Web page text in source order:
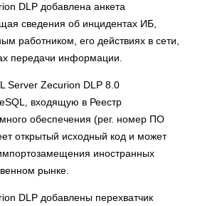
DLP добавлена анкета
сведения об инцидентах ИБ,
работником, его действиях в сети,
передачи информации.
Server Zecurion DLP 8.0
входящую в Реестр
обеспечения (рег. номер ПО
открытый исходный код и может
иностранных
рынке.
DLP добавлены перехватчик